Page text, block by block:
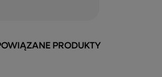
PRODUKTY